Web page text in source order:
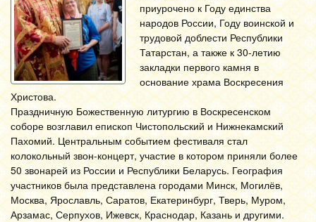
приурочено к Году единства
народов России, Году воинской и
трудовой доблести Республики
Татарстан, а также к 30-летию
закладки первого камня в
основание храма Воскресения
Христова.
Праздничную Божественную литургию в Воскресенском
соборе возглавил епископ Чистопольский и Нижнекамский
Пахомий. Центральным событием фестиваля стал
колокольный звон-концерт, участие в котором приняли более
50 звонарей из России и Республики Беларусь. География
участников была представлена городами Минск, Могилёв,
Москва, Ярославль, Саратов, Екатеринбург, Тверь, Муром,
Арзамас, Серпухов, Ижевск, Краснодар, Казань и другими.